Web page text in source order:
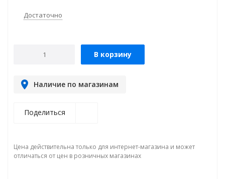
Достаточно
В корзину
Наличие по магазинам
Поделиться
Цена действительна только для интернет-магазина и может
отличаться от цен в розничных магазинах